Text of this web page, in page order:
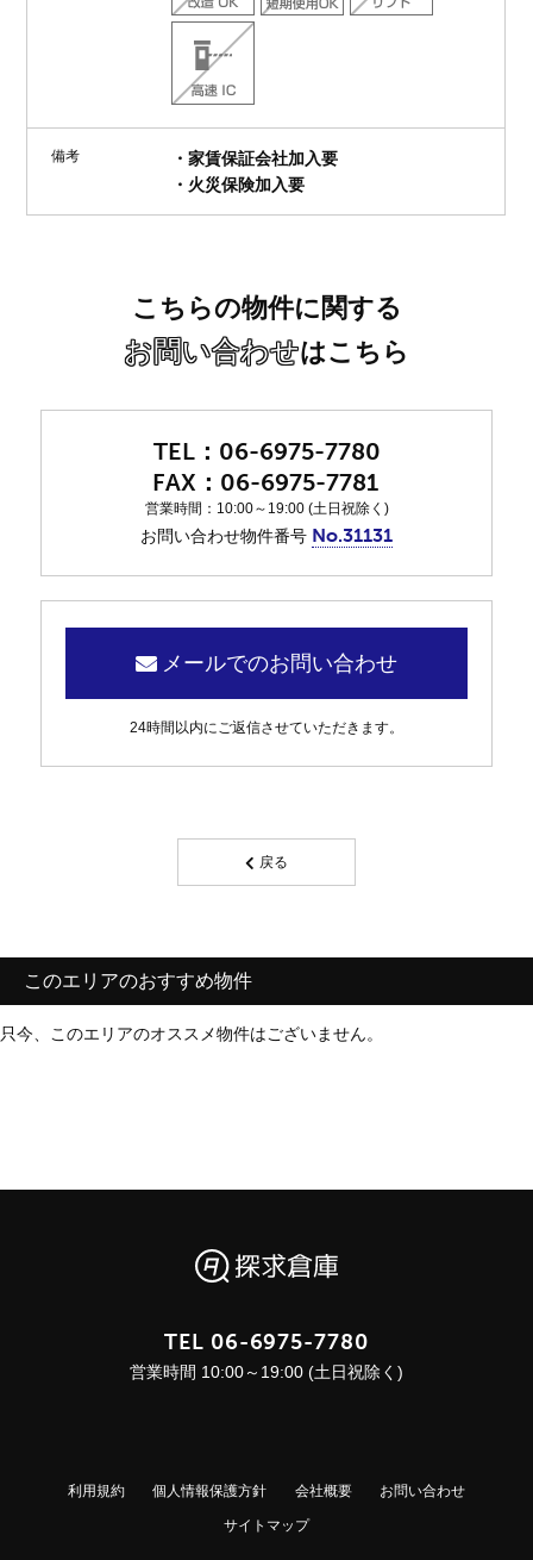
備考
・家賃保証会社加入要
・火災保険加入要
こちらの物件に関する
お問い合わせはこちら
06-6975-7780
06-6975-7781
営業時間：10:00～19:00 (土日祝除く)
お問い合わせ物件番号 No.31131
メールでのお問い合わせ
24時間以内にご返信させていただきます。
戻る
このエリアのおすすめ物件
只今、このエリアのオススメ物件はございません。
TEL 06-6975-7780
営業時間 10:00～19:00 (土日祝除く)
利用規約 個人情報保護方針 会社概要 お問い合わせ
サイトマップ